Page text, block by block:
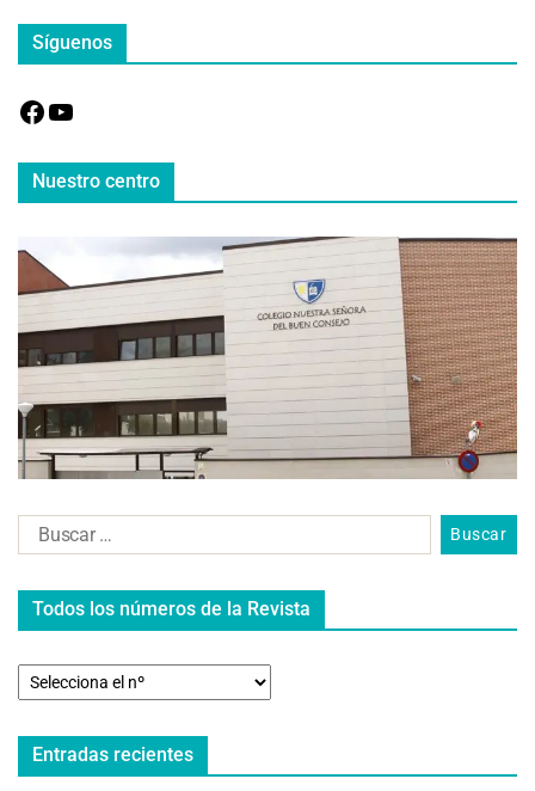
Síguenos
Nuestro centro
Todos los números de la Revista
Entradas recientes